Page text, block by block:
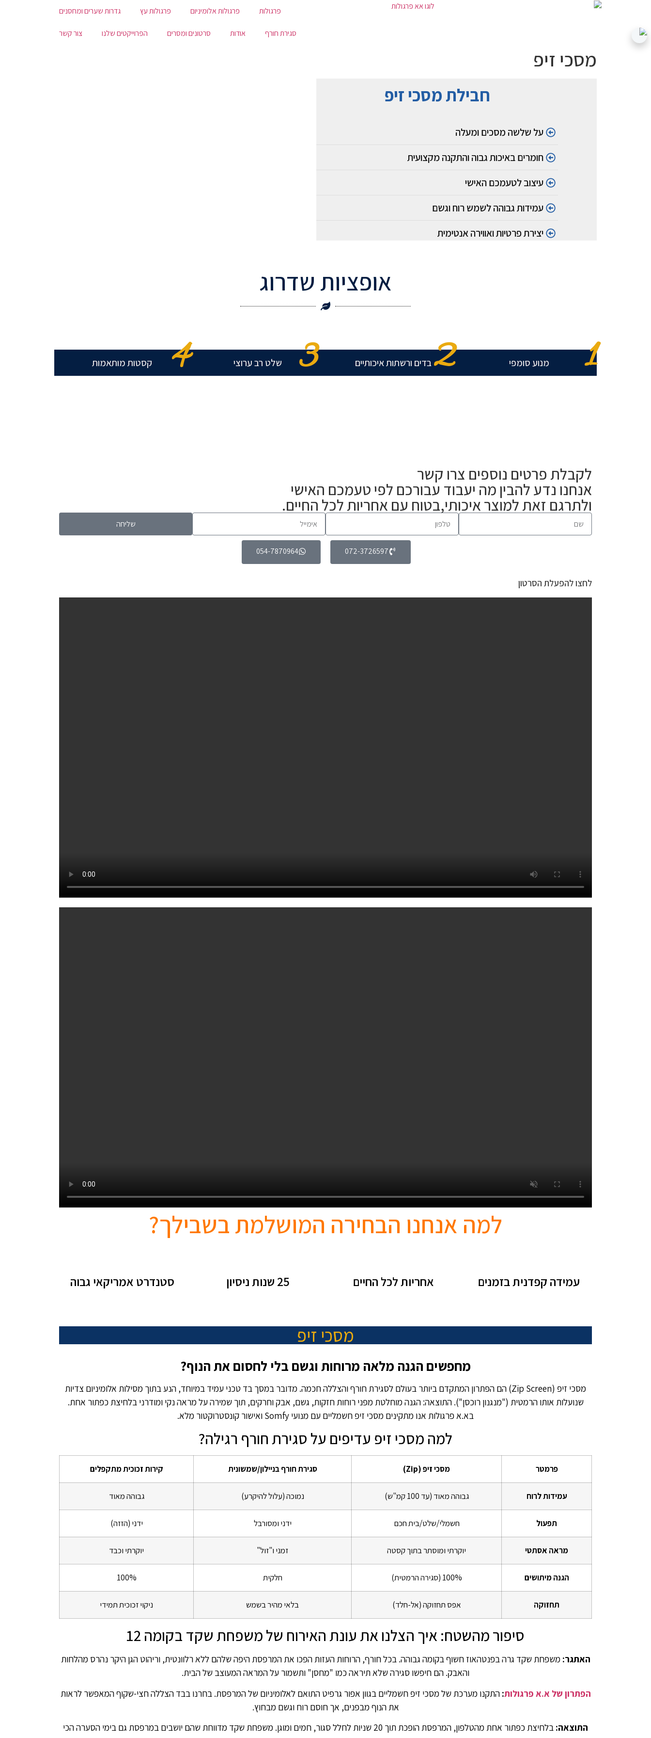
פרגולות פרגולות אלומיניום פרגולות עץ גדרות שערים ומחסנים
סגירת חורף אודות סרטונים ומסרים הפרוייקטים שלנו צור קשר
מסכי זיפ
חבילת מסכי זיפ
על שלשה מסכים ומעלה
חומרים באיכות גבוה והתקנה מקצועית
עיצוב לטעמכם האישי
עמידות גבוהה לשמש רוח וגשם
יצירת פרטיות ואווירה אנטימית
אופציות שדרוג
מנוע סומפי 1 בדים ורשתות איכותיים2 שלט רב ערוצי 3 קסטות מותאמות 4
לקבלת פרטים נוספים צרו קשר
אנחנו נדע להבין מה יעבוד עבורכם לפי טעמכם האישי
ולתרגם זאת למוצר איכותי,בטוח עם אחריות לכל החיים.
שליחה
072-3726597
054-7870964
לחצו להפעלת הסרטון
למה אנחנו הבחירה המושלמת בשבילך?
עמידה קפדנית בזמנים אחריות לכל החיים 25 שנות ניסיון סטנדרט אמריקאי גבוה
מסכי זיפ
מחפשים הגנה מלאה מרוחות וגשם בלי לחסום את הנוף?
מסכי זיפ (Zip Screen) הם הפתרון המתקדם ביותר בעולם לסגירת חורף והצללה חכמה. מדובר במסך בד טכני עמיד במיוחד, הנע בתוך מסילות אלומיניום צדיות
שנועלות אותו הרמטית ("מנגנון רוכסן"). התוצאה: הגנה מוחלטת מפני רוחות חזקות, גשם, אבק וחרקים, תוך שמירה על מראה נקי ומודרני בלחיצת כפתור אחת.
בא.א פרגולות אנו מתקינים מסכי זיפ חשמליים עם מנועי Somfy ואישור קונסטרוקטור מלא.
למה מסכי זיפ עדיפים על סגירת חורף רגילה?
פרמטר מסכי זיפ (Zip) סגירת חורף בניילון/שמשונית קירות זכוכית מתקפלים
עמידות לרוח גבוהה מאוד (עד 100 קמ"ש) נמוכה (עלול להיקרע) גבוהה מאוד
תפעול חשמלי/שלט/בית חכם ידני ומסורבל ידני (הזזה)
מראה אסתטי יוקרתי ומוסתר בתוך קסטה זמני ו"זול" יוקרתי וכבד
הגנה מיתושים 100% (סגירה הרמטית) חלקית 100%
תחזוקה אפס תחזוקה (אל-חלד) בלאי מהיר בשמש ניקוי זכוכית תמידי
סיפור מהשטח: איך הצלנו את עונת האירוח של משפחת שקד בקומה 12
האתגר: משפחת שקד גרה בפנטהאוז חשוף בקומה גבוהה. בכל חורף, הרוחות העזות הפכו את המרפסת היפה שלהם ללא רלוונטית, וריהוט הגן היקר נהרס מהלחות
והאבק. הם חיפשו סגירה שלא תיראה כמו "מחסן" ותשמור על המראה המעוצב של הבית.
הפתרון של א.א פרגולות: התקנו מערכת של מסכי זיפ חשמליים בגוון אפור גרפיט התואם לאלומיניום של המרפסת. בחרנו בבד הצללה חצי-שקוף המאפשר לראות
את הנוף מבפנים, אך חוסם רוח וגשם מבחוץ.
התוצאה:
בלחיצת כפתור אחת מהטלפון, המרפסת הופכת תוך 20 שניות לחלל סגור, חמים ומוגן. משפחת שקד מדווחת שהם יושבים במרפסת גם בימי הסערה הכי